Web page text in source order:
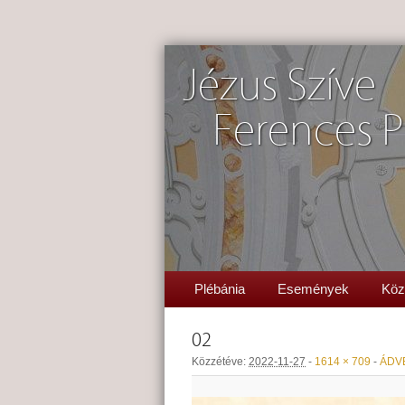
Jézus Szíve
Ferences
Plébánia Események
02
Közzétéve: 2022-11-27 - 1614 × 709 -